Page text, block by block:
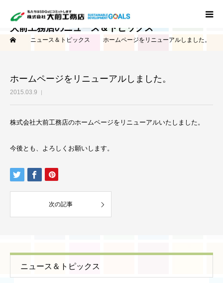
大前工務店のニュース＆トピックス
ニュース＆トピックス ホームページをリニューアルしました。
ホームページをリニューアルしました。
2015.03.9
株式会社大前工務店のホームページをリニューアルいたしました。
今後とも、よろしくお願いします。
次の記事
ニュース＆トピックス
ホーム
会社概要